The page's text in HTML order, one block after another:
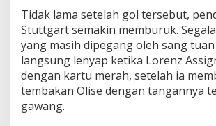
Tidak lama setelah gol tersebut,
Stuttgart semakin memburuk.
yang masih dipegang oleh sang
langsung lenyap ketika Lorenz
dengan kartu merah, setelah ia
tembakan Olise dengan tangannya
gawang.